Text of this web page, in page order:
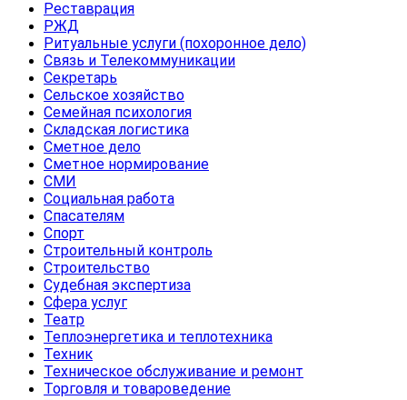
Реставрация
РЖД
Ритуальные услуги (похоронное дело)
Связь и Телекоммуникации
Секретарь
Сельское хозяйство
Семейная психология
Складская логистика
Сметное дело
Сметное нормирование
СМИ
Социальная работа
Спасателям
Спорт
Строительный контроль
Строительство
Судебная экспертиза
Сфера услуг
Театр
Теплоэнергетика и теплотехника
Техник
Техническое обслуживание и ремонт
Торговля и товароведение